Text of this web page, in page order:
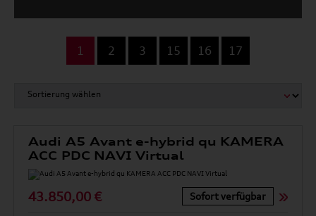
1 2 3 15 16 17
Audi A5 Avant e-hybrid qu KAMERA
ACC PDC NAVI Virtual
43.850,00 € Sofort verfügbar